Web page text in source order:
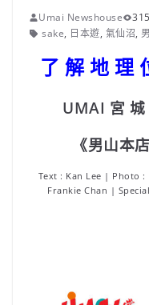
Umai Newshouse
sake, 日本遊, 氣仙沼,
了 解 地 理
UMAI 宮 城
《男山本
Text : Kan Lee | Photo
Frankie Chan | Special